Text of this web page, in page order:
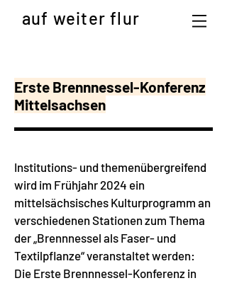
auf weiter flur
Erste Brennnessel-Konferenz
Mittelsachsen
Institutions- und themenübergreifend
wird im Frühjahr 2024 ein
mittelsächsisches Kulturprogramm an
verschiedenen Stationen zum Thema
der „Brennnessel als Faser- und
Textilpflanze“ veranstaltet werden:
Die Erste Brennnessel-Konferenz in